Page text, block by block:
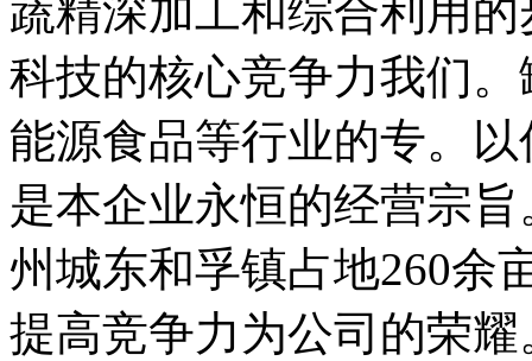
蔬精深加工和综合利用
科技的核心竞争力我们
能源食品等行业的专。
是本企业永恒的经营宗
州城东和孚镇占地260余
提高竞争力为公司的荣